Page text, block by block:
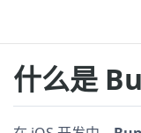
什么是